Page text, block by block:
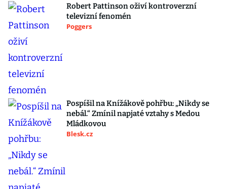
Robert Pattinson oživí kontroverzní
televizní fenomén
Poggers
Pospíšil na Knížákově pohřbu: „Nikdy se
nebál.“ Zmínil napjaté vztahy s Medou
Mládkovou
Blesk.cz